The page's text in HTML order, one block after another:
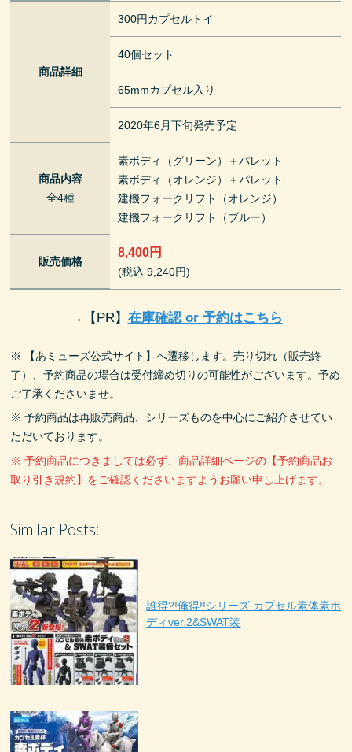
商品詳細
300円カプセルトイ
40個セット
65mmカプセル入り
2020年6月下旬発売予定
商品内容
全4種
素ボディ（グリーン）＋パレット
素ボディ（オレンジ）＋パレット
建機フォークリフト（オレンジ）
建機フォークリフト（ブルー）
販売価格
8,400円
(税込 9,240円)
→ 【PR】 在庫確認 or 予約はこちら
※ 【あミューズ公式サイト】へ遷移します。売り切れ（販売終
了）、予約商品の場合は受付締め切りの可能性がございます。予め
ご了承くださいませ。
※ 予約商品は再販売商品、シリーズものを中心にご紹介させてい
ただいております。
※ 予約商品につきましては必ず、商品詳細ページの【予約商品お
取り引き規約】をご確認くださいますようお願い申し上げます。
Similar Posts:
誰得?!俺得!!シリーズ カプセル素体素ボ
ディver.2&SWAT装